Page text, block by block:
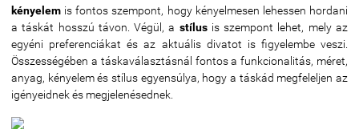
kényelem is fontos szempont, hogy kényelmesen lehessen hordani
a táskát hosszú távon. Végül, a stílusis szempont lehet, mely az
egyéni preferenciákat és az aktuális divatot is figyelembe veszi.
Összességében a táskaválasztásnál fontos a funkcionalitás, méret,
anyag, kényelem és stílus egyensúlya, hogy a táskád megfeleljen az
igényeidnek és megjelenésednek.